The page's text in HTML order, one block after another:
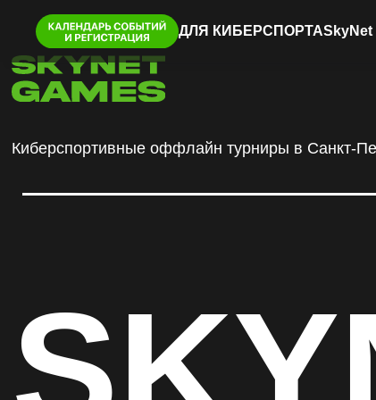
ДЛЯ КИБЕРСПОРТАSkyNet